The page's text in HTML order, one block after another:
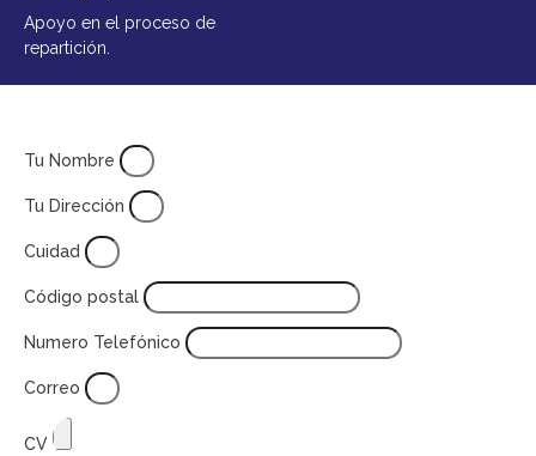
Apoyo en el proceso de
repartición.
Tu Nombre
Tu Dirección
Cuidad
Código postal
Numero Telefónico
Correo
CV